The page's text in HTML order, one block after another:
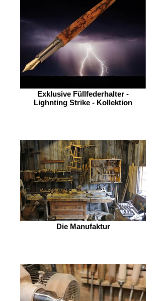
Exklusive Füllfederhalter -
Lighnting Strike - Kollektion
Die Manufaktur